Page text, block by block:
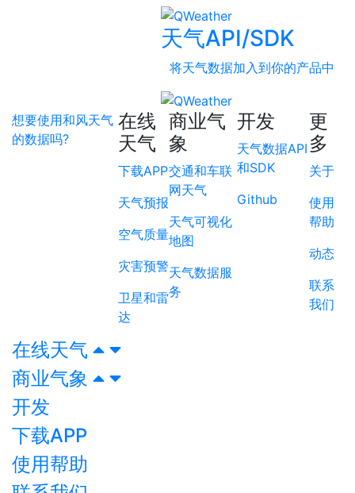
天气API/SDK
将天气数据加入到你的产品中
想要使用和风天气
的数据吗?
在线
天气
下载APP
天气预报
空气质量
灾害预警
卫星和雷
达
商业气
象
交通和车联
网天气
天气可视化
地图
天气数据服
务
开发
天气数据API
和SDK
Github
更
多
关于
使用
帮助
动态
联系
我们
在线天气
商业气象
开发
下载APP
使用帮助